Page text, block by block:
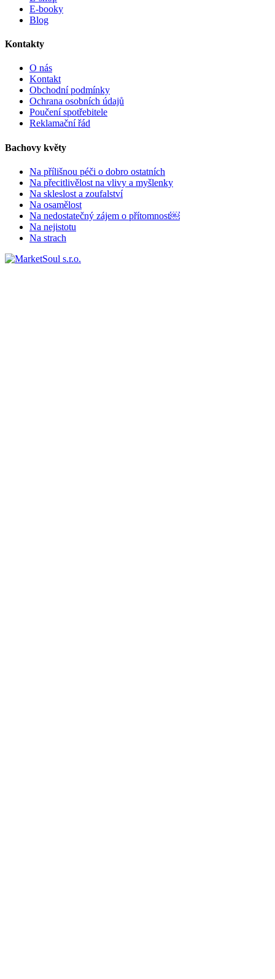
E-booky
Blog
Kontakty
O nás
Kontakt
Obchodní podmínky
Ochrana osobních údajů
Poučení spotřebitele
Reklamační řád
Bachovy květy
Na přílišnou péči o dobro ostatních
Na přecitlivělost na vlivy a myšlenky
Na skleslost a zoufalství
Na osamělost
Na nedostatečný zájem o přítomnost￼
Na nejistotu
Na strach